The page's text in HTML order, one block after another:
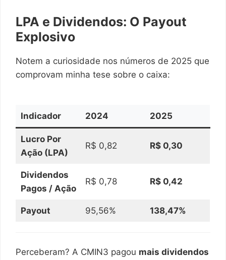
LPA e Dividendos: O Payout
Explosivo
Notem a curiosidade nos números de 2025 que
comprovam minha tese sobre o caixa:
Indicador 2024 2025
Lucro Por
Ação (LPA)
R$ 0,82 R$ 0,30
Dividendos
Pagos / Ação
R$ 0,78 R$ 0,42
Payout 95,56% 138,47%
Perceberam? A CMIN3 pagou mais dividendos